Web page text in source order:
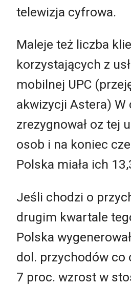
telewizja cyfrowa.
Maleje też liczba
korzystających z
mobilnej UPC
akwizycji Astera) W
zrezygnował oz tej
osob i na koniec
Polska miała ich
Jeśli chodzi o
drugim kwartale
Polska
dol. przychodów co
7 proc. wzrost w